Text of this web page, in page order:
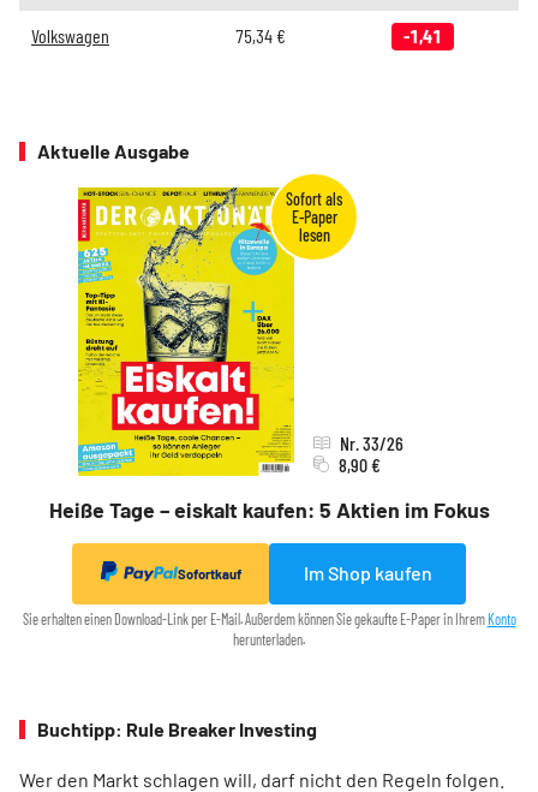
Volkswagen 75,34 € -1,41
Aktuelle Ausgabe
Heiße Tage – eiskalt kaufen: 5 Aktien im Fokus
Nr. 33/26
8,90 €
Sofortkauf Im Shop kaufen
Sie erhalten einen Download-Link per E-Mail. Außerdem können Sie gekaufte E-Paper in IhremKonto
herunterladen.
Buchtipp: Rule Breaker Investing
Wer den Markt schlagen will, darf nicht den Regeln folgen.